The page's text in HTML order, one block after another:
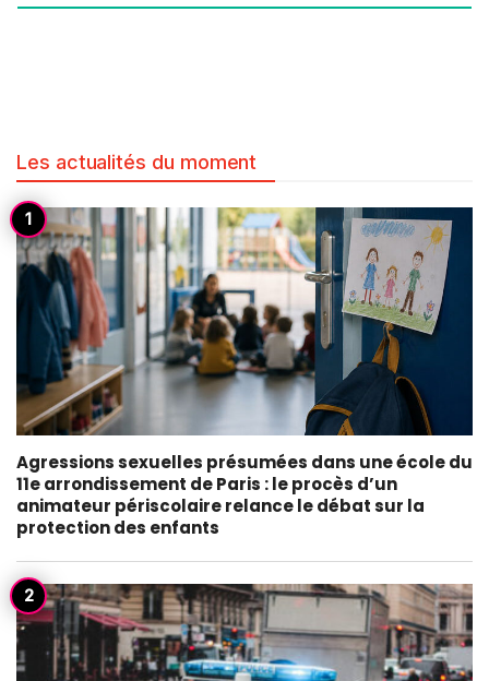
Les actualités du moment
Agressions sexuelles présumées dans une école du
11e arrondissement de Paris : le procès d’un
animateur périscolaire relance le débat sur la
protection des enfants